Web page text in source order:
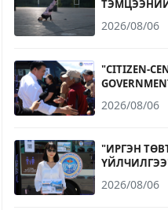
2026/08/06
"CITIZEN-
NARANTUUL
2026/08/06
"ИРГЭН
2026/08/06